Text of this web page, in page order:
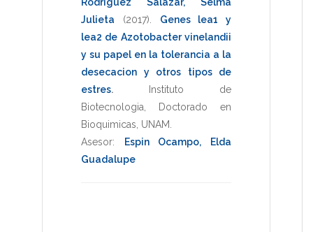
Julieta
(2017)
Genes lea1 y
lea2 de Azotobacter vinelandii
y su papel en la tolerancia a la
desecacion y otros tipos de
estres.
Instituto de
Biotecnologia
Doctorado en
Bioquimicas UNAM
Asesor: Espin Ocampo, Elda
Guadalupe